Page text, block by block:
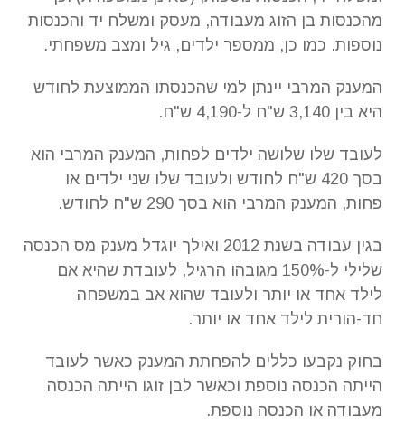
מהכנסות בן הזוג מעבודה, מעסק ומשלח יד והכנסות
נוספות. כמו כן, ממספר ילדים, גיל ומצב משפחתי.
המענק המרבי יינתן למי שהכנסתו הממוצעת לחודש
היא בין 3,140 ש"ח ל-4,190 ש"ח.
לעובד שלו שלושה ילדים לפחות, המענק המרבי הוא
בסך 420 ש"ח לחודש ולעובד שלו שני ילדים או
פחות, המענק המרבי הוא בסך 290 ש"ח לחודש.
בגין עבודה בשנת 2012 ואילך יוגדל מענק מס הכנסה
שלילי ל-150% מגובהו הרגיל, לעובדת שהיא אם
לילד אחד או יותר ולעובד שהוא אב במשפחה
חד-הורית לילד אחד או יותר.
בחוק נקבעו כללים להפחתת המענק כאשר לעובד
הייתה הכנסה נוספת וכאשר לבן זוגו הייתה הכנסה
מעבודה או הכנסה נוספת.